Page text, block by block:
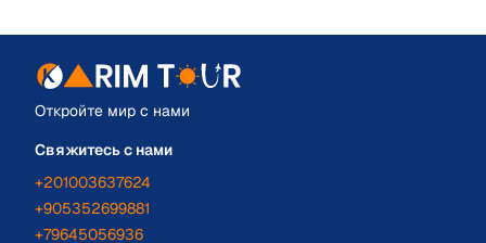
Откройте мир с нами
Свяжитесь с нами
+201003637624
+905352699881
+79645056936